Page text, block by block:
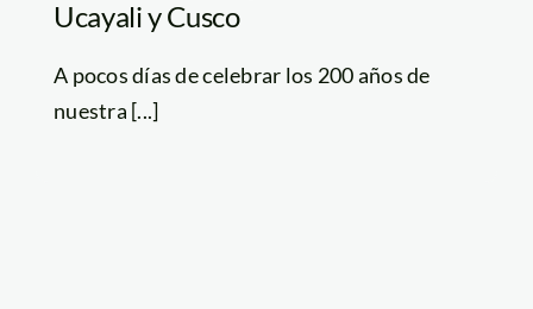
Ucayali y Cusco
A pocos días de celebrar los 200 años de
nuestra [...]